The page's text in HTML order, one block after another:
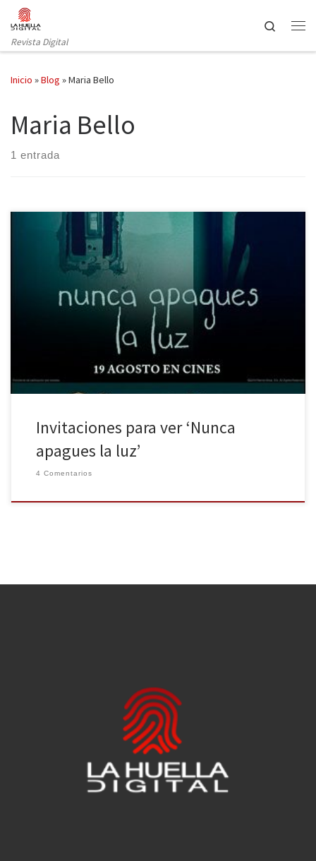
Saltar al contenido
Revista Digital
Search
Inicio »Blog »Maria Bello
Maria Bello
1 entrada
Nuestra colaboración con los Blogos de Oro vuelve a dar sus frutos
por cuarta vez, que se traduce en la posibilidad de que nuestros
lectores vayan gratis al cine, en esta ocasión disponemos de dos
entradas dobles para regalar. Os invitamos, gracias a Sensacine y
Warner Bros. España, al preestreno de […]
Invitaciones para ver ‘Nunca
apagues la luz’
4 Comentarios